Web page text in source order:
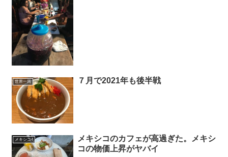
世界一周 ７月で2021年も後半戦
メキシコ4
メキシコのカフェが高過ぎた。メキシ
コの物価上昇がヤバイ